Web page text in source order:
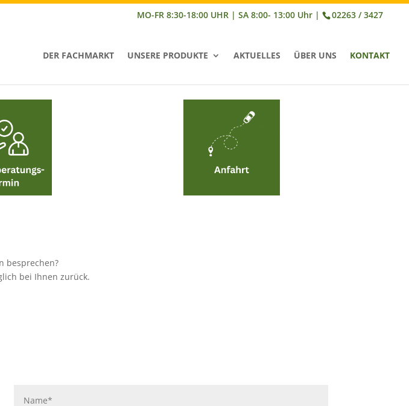
02263 / 3427
DER FACHMARKT UNSERE PRODUKTE AKTUELLES ÜBER UNS KONTAKT
besprechen?
bei Ihnen zurück.